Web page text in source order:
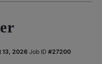
13, 2026
#27200